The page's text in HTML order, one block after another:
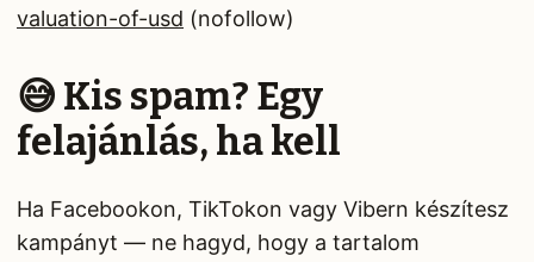
valuation-of-usd (nofollow)
😅 Kis spam? Egy
felajánlás, ha kell
Ha Facebookon, TikTokon vagy Vibern készítesz
kampányt — ne hagyd, hogy a tartalom